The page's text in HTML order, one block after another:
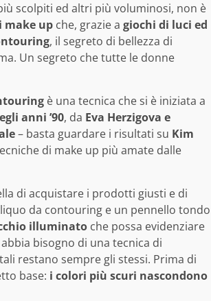
scolpiti ed altri più voluminosi, non è
make up che, grazie a giochi di luci ed
, il segreto di bellezza di
Un segreto che tutte le donne
è una tecnica che si è iniziata a
anni ’90, da Eva Herzigova e
– basta guardare i risultati su Kim
di make up più amate dalle
di acquistare i prodotti giusti e di
da contouring e un pennello tondo
illuminato che possa evidenziare
bisogno di una tecnica di
restano sempre gli stessi. Prima di
base: i colori più scuri nascondono